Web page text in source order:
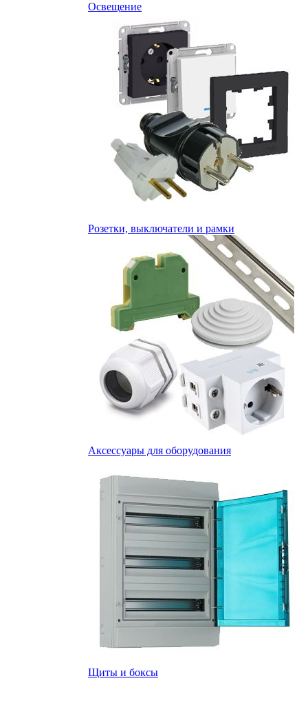
Освещение
Розетки, выключатели и рамки
Аксессуары для оборудования
Щиты и боксы